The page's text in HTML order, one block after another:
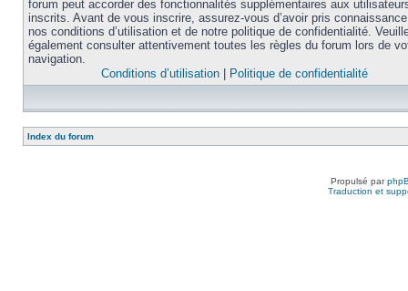
forum peut accorder des fonctionnalités supplémentaires aux
inscrits. Avant de vous inscrire, assurez-vous d’avoir pris
nos conditions d’utilisation et de notre politique de confidentialité.
également consulter attentivement toutes les règles du forum lors de
navigation.
Conditions d’utilisation
Politique de confidentialité
Index du forum
Propulsé par
Traduction et